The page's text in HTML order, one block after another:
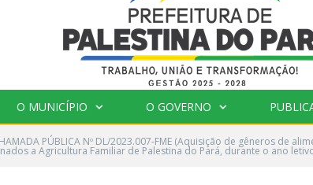
O MUNICÍPIO O GOVERNO
PÚBLICA Nº DL/2023.007-FME (Aquisição de gêneros de
a Agricultura Familiar de Palestina do Pará, durante o ano